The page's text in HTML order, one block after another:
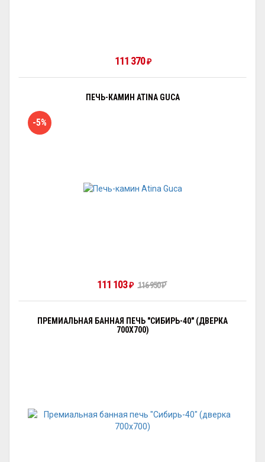
111 370 ₽
ПЕЧЬ-КАМИН ATINA GUCA
-5%
111 103 ₽ 116 950₽
ПРЕМИАЛЬНАЯ БАННАЯ ПЕЧЬ "СИБИРЬ-40" (ДВЕРКА
700Х700)